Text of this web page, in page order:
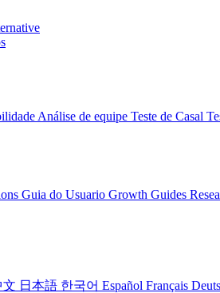
Análise de equipe Teste de Casal
Guia do Usuario Growth Guides
文 日本語 한국어 Español Français